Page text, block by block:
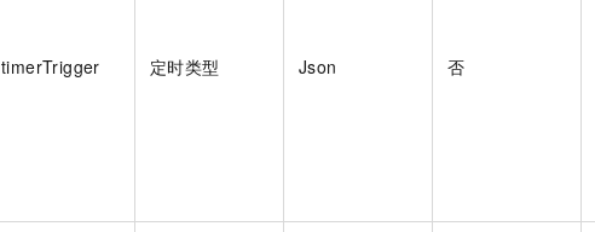
timerTrigger 定时类型 Json 否